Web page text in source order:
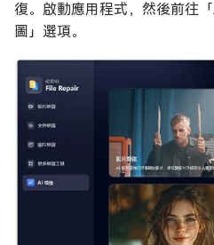
復。啟動應用程式，然後前往
圖」選項。